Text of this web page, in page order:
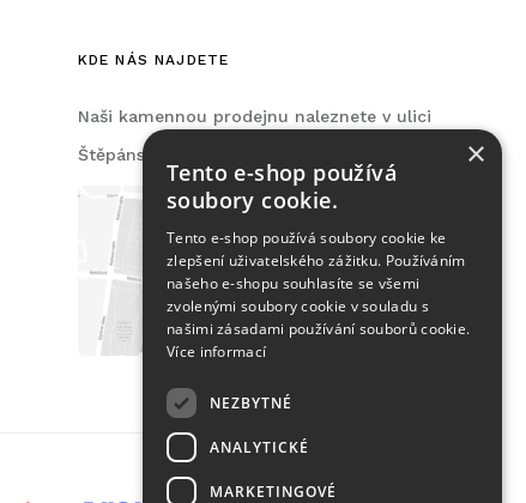
KDE NÁS NAJDETE
Naši kamennou prodejnu naleznete v ulici
Štěpánská, na Praze 2.
×
Tento e-shop používá
soubory cookie.
Tento e-shop používá soubory cookie ke
zlepšení uživatelského zážitku. Používáním
našeho e-shopu souhlasíte se všemi
zvolenými soubory cookie v souladu s
našimi zásadami používání souborů cookie.
Více informací
NEZBYTNÉ
ANALYTICKÉ
MARKETINGOVÉ